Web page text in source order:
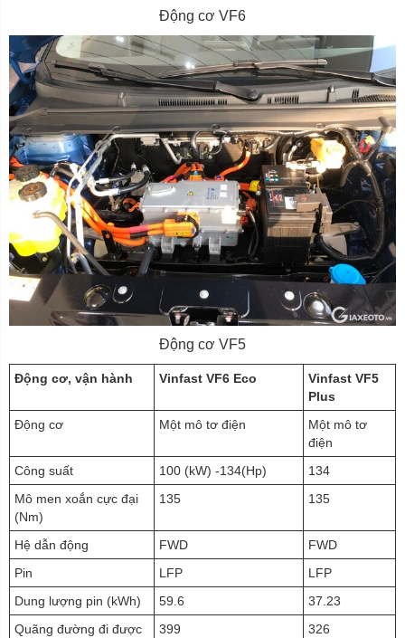
Động cơ VF6
Động cơ VF5
Động cơ, vận hành Vinfast VF6 Eco
Vinfast VF5
Plus
Động cơ
Một mô tơ điện
Một mô tơ
điện
Công suất
100 (kW) -134(Hp)
134
Mô men xoắn cực đại
(Nm)
135 135
Hệ dẫn động FWD
FWD
Pin
LFP
LFP
Dung lượng pin (kWh)
59.6
37.23
Quãng đường đi được
399 326